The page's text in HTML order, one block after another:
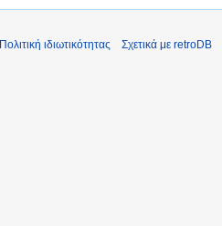
Πολιτική ιδιωτικότητας Σχετικά με retroDB